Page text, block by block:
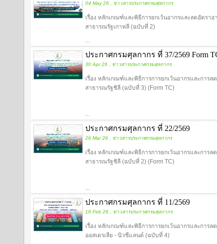
04 May 26 , ข่าวสารประกาศกรมศุลกากร
เรื่อง หลักเกณฑ์และพิธีการยกเว้นอากรและลดอัตรา
สาธารณรัฐเกาหลี (ฉบับที่ 2)
...
ประกาศกรมศุลกากร ที่ 37/2569 Form
30 Apr 26 , ข่าวสารประกาศกรมศุลกากร
เรื่อง หลักเกณฑ์และพิธีการการยกเว้นอากรและการ
สาธารณรัฐชิลี (ฉบับที่ 3) (Form TC)
...
ประกาศกรมศุลกากร ที่ 22/2569
26 Mar 26 , ข่าวสารประกาศกรมศุลกากร
เรื่อง หลักเกณฑ์และพิธีการการยกเว้นอากรและการ
สาธารณรัฐชิลี (ฉบับที่ 2) (Form TC)
...
ประกาศกรมศุลกากร ที่ 11/2569
16 Feb 26 , ข่าวสารประกาศกรมศุลกากร
เรื่อง หลักเกณฑ์และพิธีการการยกเว้นอากรและการ
ออสเตรเลีย - นิวซีแลนด์ (ฉบับที่ 4)